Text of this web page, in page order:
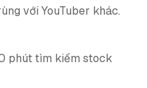
với YouTuber khác.
phút tìm kiếm stock